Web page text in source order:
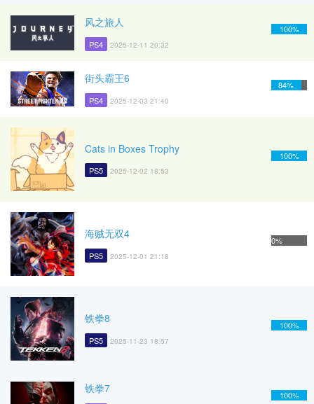
风之旅人
PS4 2025-12-11 20:32
100%
街头霸王6
PS4 2025-12-03 21:40
84%
Cats in Boxes Trophy
PS5 2025-12-02 18:53
100%
海贼无双4
PS5 2025-12-01 21:18
0%
铁拳8
PS5 2025-11-23 18:57
100%
铁拳7 100%